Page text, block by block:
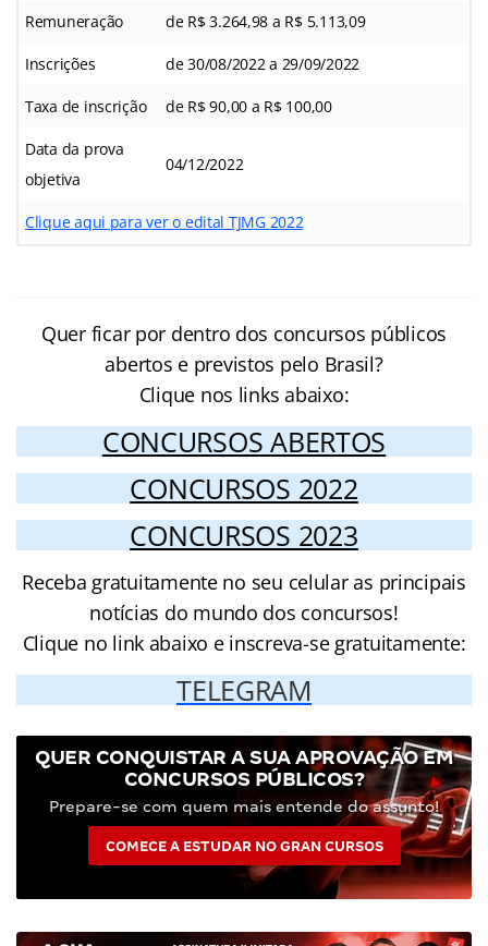
Remuneração de R$ 3.264,98 a R$ 5.113,09
Inscrições de 30/08/2022 a 29/09/2022
Taxa de inscrição de R$ 90,00 a R$ 100,00
Data da prova
objetiva
04/12/2022
Clique aqui para ver o edital TJMG 2022
Quer ficar por dentro dos concursos públicos
abertos e previstos pelo Brasil?
Clique nos links abaixo:
CONCURSOS ABERTOS
CONCURSOS 2022
CONCURSOS 2023
Receba gratuitamente no seu celular as principais
notícias do mundo dos concursos!
Clique no link abaixo e inscreva-se gratuitamente:
TELEGRAM
QUER CONQUISTAR A SUA APROVAÇÃO EM
CONCURSOS PÚBLICOS?
Prepare-se com quem mais entende do assunto!
COMECE A ESTUDAR NO GRAN CURSOS